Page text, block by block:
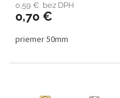
0,59 € bez DPH
0,70 €
priemer 50mm